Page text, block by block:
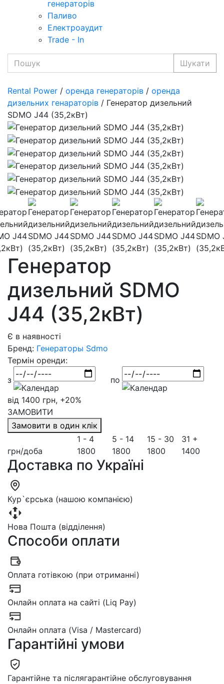
генераторів
Паливо
Електроаудит
Trade - In
Шукати
Rental Power / оренда генераторів / оренда
дизельних генараторів / Генератор дизельний
SDMO J44 (35,2кВт)
Генератор
дизельний SDMO
J44 (35,2кВт)
Є в наявності
Бренд: Генераторы Sdmo
Термін оренди:
з
по
від 1400 грн, +20%
ЗАМОВИТИ
Замовити в один клік
1 - 4
5 - 14 15 - 30
31 +
грн/доба
1800 1800 1800 1400
Доставка по Україні
Кур`єрська (нашою компанією)
Нова Пошта (відділення)
Способи оплати
Оплата готівкою (при отриманні)
Онлайн оплата на сайті (Liq Pay)
Онлайн оплата (Visa / Mastercard)
Гарантійні умови
Гарантійне та післягарантійне обслуговування